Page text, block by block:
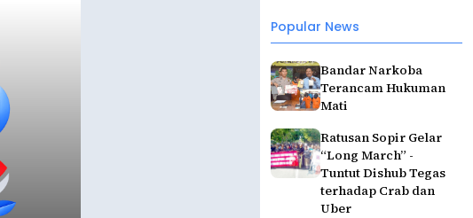
Popular News
Bandar Narkoba
Terancam Hukuman
Mati
Ratusan Sopir Gelar
“Long March” -
Tuntut Dishub Tegas
terhadap Crab dan
Uber